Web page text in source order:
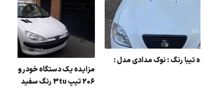
مزایده یک دستگاه
206 تیپ 3tu رنگ سفید
مزایده تیبا رنگ : نوک مدادی مدل :